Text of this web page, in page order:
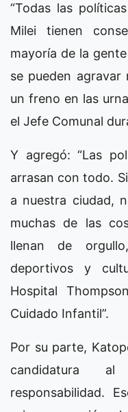
“Todas las
Milei tienen
mayoría de la
se pueden
un freno en las
el Jefe Comunal
Y agregó: “Las
arrasan con todo.
a nuestra ciudad,
muchas de las
llenan de
deportivos y
Hospital
Cuidado Infantil”.
Por su parte,
candidatura
responsabilidad.